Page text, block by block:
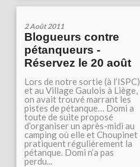
2 Août 2011
Blogueurs contre
pétanqueurs -
Réservez le 20 août
Lors de notre sortie (à l’ISPC)
et au Village Gaulois à Liège,
on avait trouvé marrant les
pistes de pétanque… Domi a
toute de suite proposé
d’organiser un après-midi au
camping où elle et Choupinet
pratiquent régulièrement la
pétanque. Domi n’a pas
perdu...